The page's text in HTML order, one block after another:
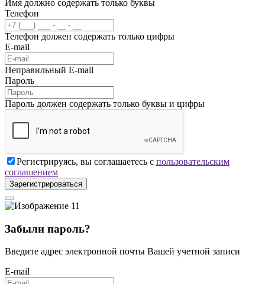
Имя должно содержать только буквы
Телефон
Телефон должен содержать только цифры
E-mail
Неправильный E-mail
Пароль
Пароль должен содержать только буквы и цифры
Регистрируясь, вы соглашаетесь с пользовательским
соглашением
Зарегистрироваться
Забыли пароль?
Введите адрес электронной почты Вашей учетной записи
E-mail